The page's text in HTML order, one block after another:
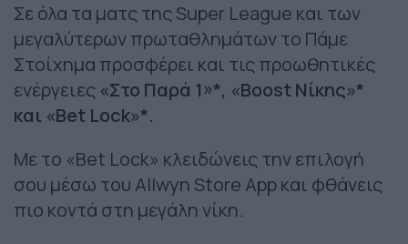
Σε όλα τα ματς της Super League και των
μεγαλύτερων πρωταθλημάτων το Πάμε
Στοίχημα προσφέρει και τις προωθητικές
ενέργειες «Στο Παρά 1»*, «Βοost Νίκης»*
και «Βet Lock»*.
Με το «Bet Lock» κλειδώvεις την επιλογή
σου μέσω του Allwyn Store App και φθάνεις
πιο κοντά στη μεγάλη νίκη.